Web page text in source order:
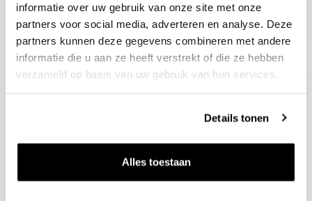
informatie over uw gebruik van onze site met onze
partners voor social media, adverteren en analyse. Deze
partners kunnen deze gegevens combineren met andere
informatie die u aan ze heeft verstrekt of die ze hebben
verzameld op basis van uw gebruik van hun services.
Details tonen
Alles toestaan
Blijf op de hoogte
Ontvang het laatste wijnnieuws, proeverijen en
evenementen